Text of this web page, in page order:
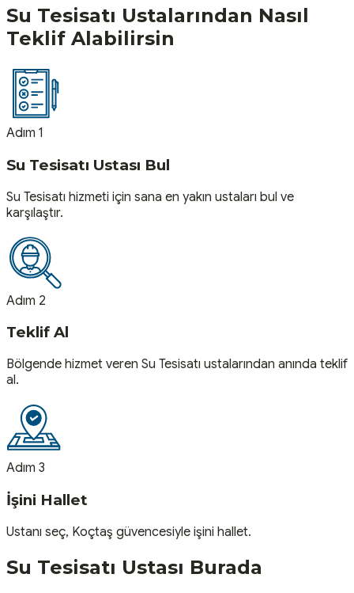
Su Tesisatı Ustalarından Nasıl
Teklif Alabilirsin
Adım 1
Su Tesisatı Ustası Bul
Su Tesisatı hizmeti için sana en yakın ustaları bul ve
karşılaştır.
Adım 2
Teklif Al
Bölgende hizmet veren Su Tesisatı ustalarından anında teklif
al.
Adım 3
İşini Hallet
Ustanı seç, Koçtaş güvencesiyle işini hallet.
Su Tesisatı Ustası Burada